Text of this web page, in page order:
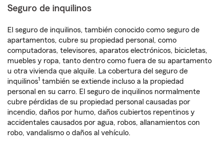
Seguro de inquilinos
El seguro de inquilinos, también conocido como seguro de
apartamentos, cubre su propiedad personal, como
computadoras, televisores, aparatos electrónicos, bicicletas,
muebles y ropa, tanto dentro como fuera de su apartamento
u otra vivienda que alquile. La cobertura del seguro de
inquilinos1 también se extiende incluso a la propiedad
personal en su carro. El seguro de inquilinos normalmente
cubre pérdidas de su propiedad personal causadas por
incendio, daños por humo, daños cubiertos repentinos y
accidentales causados por agua, robos, allanamientos con
robo, vandalismo o daños al vehículo.